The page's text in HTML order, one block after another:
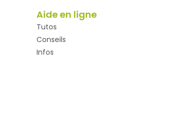
Aide en ligne
Tutos
Conseils
Infos